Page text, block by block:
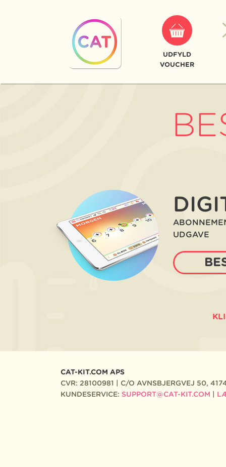
UDFYLD
VOUCHER
UDGAVE
CAT-KIT.COM APS
CVR: 28100981 | C/O AVNSBJERGVEJ 50,
KUNDESERVICE: SUPPORT@CAT-KIT.COM